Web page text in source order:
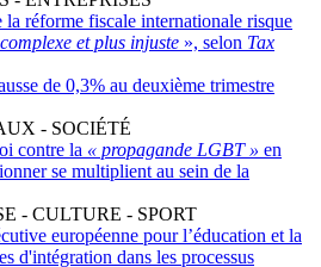
réforme fiscale internationale risque
et plus injuste », selon Tax
de 0,3% au deuxième trimestre
- SOCIÉTÉ
contre la « propagande LGBT » en
se multiplient au sein de la
- CULTURE - SPORT
européenne pour l’éducation et la
d'intégration dans les processus